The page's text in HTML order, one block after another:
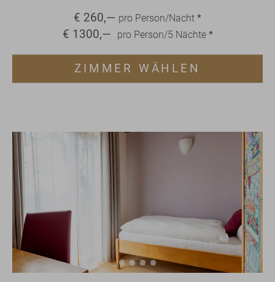
€ 260,— pro Person/Nacht *
€ 1300,— pro Person/5 Nächte *
ZIMMER WÄHLEN